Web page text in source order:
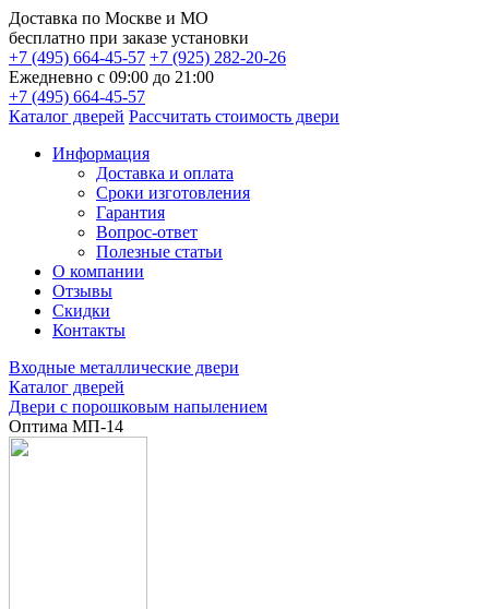
Доставка по Москве и МО
бесплатно при заказе установки
+7 (495) 664-45-57 +7 (925) 282-20-26
Ежедневно с 09:00 до 21:00
+7 (495) 664-45-57
Каталог дверей Рассчитать стоимость двери
Информация
Доставка и оплата
Сроки изготовления
Гарантия
Вопрос-ответ
Полезные статьи
О компании
Отзывы
Скидки
Контакты
Входные металлические двери
Каталог дверей
Двери с порошковым напылением
Оптима МП-14